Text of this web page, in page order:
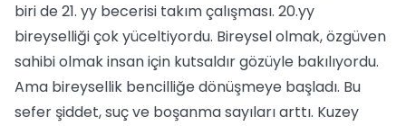
biri de 21. yy becerisi takım çalışması. 20.yy
bireyselliği çok yüceltiyordu. Bireysel olmak, özgüven
sahibi olmak insan için kutsaldır gözüyle bakılıyordu.
Ama bireysellik bencilliğe dönüşmeye başladı. Bu
sefer şiddet, suç ve boşanma sayıları arttı. Kuzey